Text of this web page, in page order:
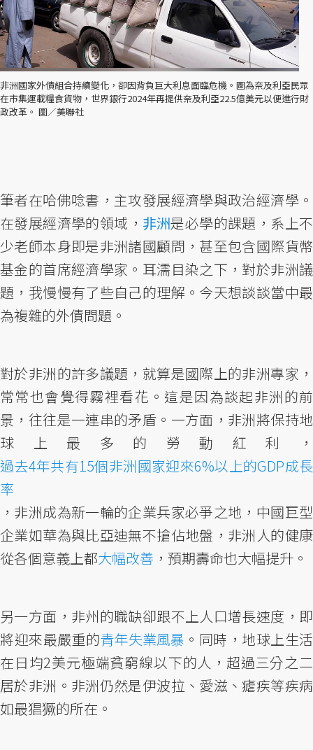
非洲國家外債組合持續變化，卻因背負巨大利息面臨危機。圖為奈及利亞民眾
在市集運載糧食貨物，世界銀行2024年再提供奈及利亞22.5億美元以便進行財
政改革。 圖／美聯社
筆者在哈佛唸書，主攻發展經濟學與政治經濟學。
在發展經濟學的領域， 非洲是必學的課題，系上不
少老師本身即是非洲諸國顧問，甚至包含國際貨幣
基金的首席經濟學家。耳濡目染之下，對於非洲議
題，我慢慢有了些自己的理解。今天想談談當中最
為複雜的外債問題。
對於非洲的許多議題，就算是國際上的非洲專家，
常常也會覺得霧裡看花。這是因為談起非洲的前
景，往往是一連串的矛盾。一方面，非洲將保持地
球上最多的勞動紅利，
過去4年共有15個非洲國家迎來6%以上的GDP成長
率
，非洲成為新一輪的企業兵家必爭之地，中國巨型
企業如華為與比亞迪無不搶佔地盤，非洲人的健康
從各個意義上都大幅改善 ，預期壽命也大幅提升。
另一方面，非州的職缺卻跟不上人口增長速度，即
將迎來最嚴重的青年失業風暴 。同時，地球上生活
在日均2美元極端貧窮線以下的人，超過三分之二
居於非洲。非洲仍然是伊波拉、愛滋、瘧疾等疾病
如最猖獗的所在。